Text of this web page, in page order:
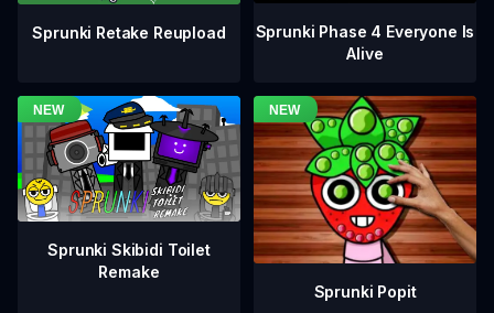
Sprunki Retake Reupload
Sprunki Phase 4 Everyone Is
Alive
Sprunki Skibidi Toilet
Remake
Sprunki Popit